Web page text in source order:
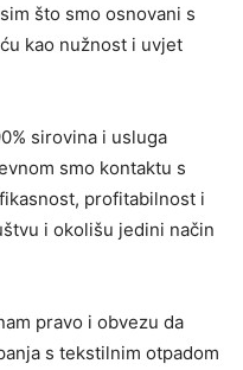
što smo osnovani s
kao nužnost i uvjet
sirovina i usluga
smo kontaktu s
profitabilnost i
i okolišu jedini način
pravo i obvezu da
s tekstilnim otpadom